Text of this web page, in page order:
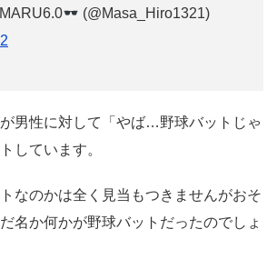
(@Masa_Hiro1321)
が男性に対して「やば…野球バットじゃ
しています。
なのかは全く見当もつきませんがおそ
名か何かが野球バットだったのでしょ